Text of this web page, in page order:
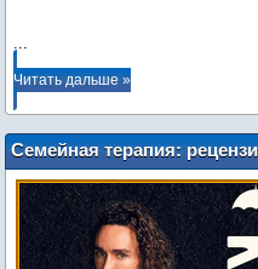
...
Читать дальше »
Семейная терапия:
сезон сериала «Академия